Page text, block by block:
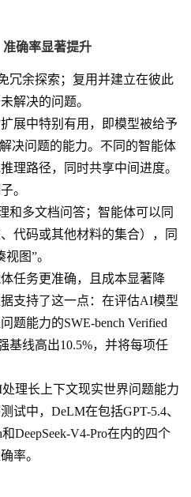
确率显著提升
冗余探索；复用并建立在彼此
解决的问题。
展中特别有用，即模型被给予
决问题的能力。不同的智能体
理路径，同时共享中间进度。
。
和多文档问答；智能体可以同
代码或其他材料的集合），同
图”。
任务更准确，且成本显著降
支持了这一点：在评估AI模型
题能力的SWE-bench Verified
基线高出10.5%，并将每项任
理长上下文现实世界问题能力
试中，DeLM在包括GPT-5.4、
和DeepSeek-V4-Pro在内的四个
率。